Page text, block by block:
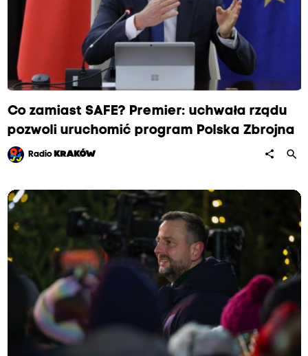
Co zamiast SAFE? Premier: uchwała rządu
pozwoli uruchomić program Polska Zbrojna
Radio KRAKÓW share search